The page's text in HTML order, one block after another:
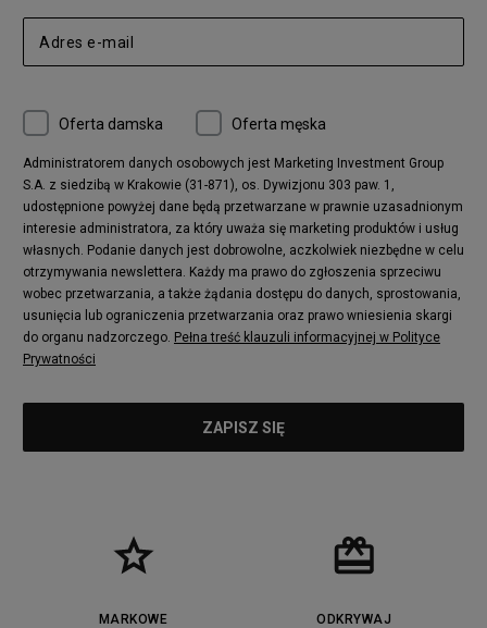
Oferta damska Oferta męska
Administratorem danych osobowych jest Marketing Investment Group
S.A. z siedzibą w Krakowie (31-871), os. Dywizjonu 303 paw. 1,
udostępnione powyżej dane będą przetwarzane w prawnie uzasadnionym
interesie administratora, za który uważa się marketing produktów i usług
własnych. Podanie danych jest dobrowolne, aczkolwiek niezbędne w celu
otrzymywania newslettera. Każdy ma prawo do zgłoszenia sprzeciwu
wobec przetwarzania, a także żądania dostępu do danych, sprostowania,
usunięcia lub ograniczenia przetwarzania oraz prawo wniesienia skargi
do organu nadzorczego. Pełna treść klauzuli informacyjnej w Polityce
Prywatności
MARKOWE
ODKRYWAJ